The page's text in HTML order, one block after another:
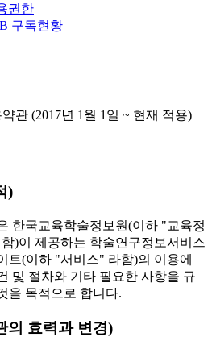
권한
구독현황
관 (2017년 1월 1일 ~ 현재 적용)
)
한국교육학술정보원(이하 "교육정
)이 제공하는 학술연구정보서비스
트(이하 "서비스" 라함)의 이용에
및 절차와 기타 필요한 사항을 규
을 목적으로 합니다.
의 효력과 변경)